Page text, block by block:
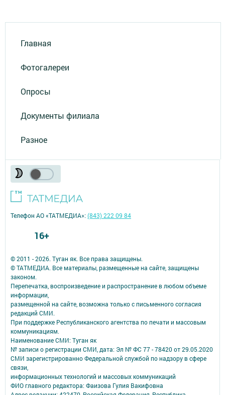
Главная
Фотогалереи
Опросы
Документы филиала
Разное
© 2011 - 2026. Туган як. Все права защищены.
© ТАТМЕДИА. Все материалы, размещенные на сайте, защищены
законом.
Перепечатка, воспроизведение и распространение в любом объеме
информации,
размещенной на сайте, возможна только с письменного согласия
редакций СМИ.
При поддержке Республиканского агентства по печати и массовым
коммуникациям.
Наименование СМИ: Туган як
№ записи о регистрации СМИ, дата: Эл № ФС 77 - 78420 от 29.05.2020
СМИ зарегистрированно Федеральной службой по надзору в сфере
связи,
информационных технологий и массовых коммуникаций
ФИО главного редактора: Фаизова Гулия Вакифовна
Телефон АО «ТАТМЕДИА»:(843) 222 09 84
16+